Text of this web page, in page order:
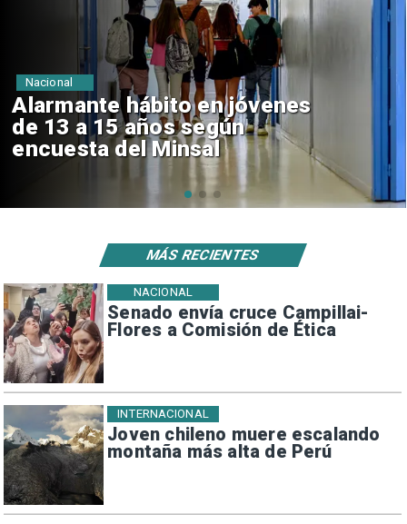
Aprueban creación del Parque
Sebastián Piñera con inversión
de $4 mil millones
Regiones
Senado envía cruce Campillai-
Flores a Comisión de Ética
NACIONAL
Joven chileno muere escalando
montaña más alta de Perú
INTERNACIONAL
MÁS RECIENTES